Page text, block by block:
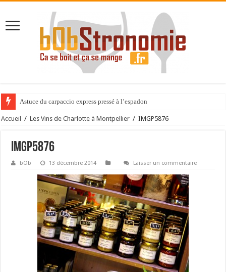
Astuce du carpaccio express pressé à l’espadon
Accueil / Les Vins de Charlotte à Montpellier / IMGP5876
IMGP5876
bOb 13 décembre 2014 Laisser un commentaire